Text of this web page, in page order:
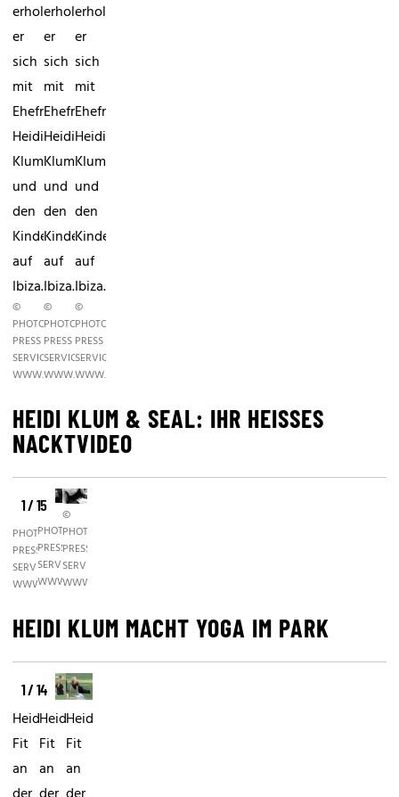
erholt
er
sich
mit
Ehefrau
Heidi
Klum
und
den
Kindern
auf
Ibiza.
©
PHOTO
PRESS
SERVICE,
WWW.PHOTOPRESS.AT
erholt
er
sich
mit
Ehefrau
Heidi
Klum
und
den
Kindern
auf
Ibiza.
©
PHOTO
PRESS
SERVICE,
WWW.PHOTOPRESS.AT
erholt
er
sich
mit
Ehefrau
Heidi
Klum
und
den
Kindern
auf
Ibiza.
©
PHOTO
PRESS
SERVICE,
WWW.PHOTOPRESS.AT
HEIDI KLUM & SEAL: IHR HEISSES N
ACKTVIDEO
1 / 15
PHOTO
PRESS
SERVICE,
WWW.PHOTOPRESS.AT
©
PHOTO
PRESS
SERVICE,
WWW.PHOTOPRESS.AT
©
PHOTO
PRESS
SERVICE,
WWW.PHOTOPRESS.AT
HEIDI KLUM MACHT YOGA IM PARK
1 / 14
Heidi:
Fit
an
Heidi:
Fit
an
Heidi:
Fit
an